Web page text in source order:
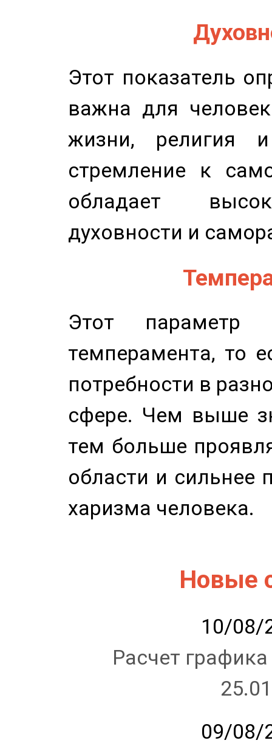
Этот показатель
важна для
жизни, религия
стремление к
обладает
духовности и
Этот параметр
темперамента, то
потребности в
сфере. Чем выше
тем больше
области и сильнее
харизма человека.
Новые
10/08/
Расчет
09/08/